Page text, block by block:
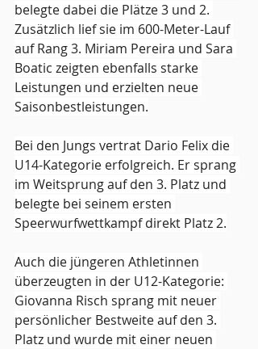
belegte dabei die Plätze 3 und 2.
Zusätzlich lief sie im 600-Meter-Lauf
auf Rang 3. Miriam Pereira und Sara
Boatic zeigten ebenfalls starke
Leistungen und erzielten neue
Saisonbestleistungen.
Bei den Jungs vertrat Dario Felix die
U14-Kategorie erfolgreich. Er sprang
im Weitsprung auf den 3. Platz und
belegte bei seinem ersten
Speerwurfwettkampf direkt Platz 2.
Auch die jüngeren Athletinnen
überzeugten in der U12-Kategorie:
Giovanna Risch sprang mit neuer
persönlicher Bestweite auf den 3.
Platz und wurde mit einer neuen